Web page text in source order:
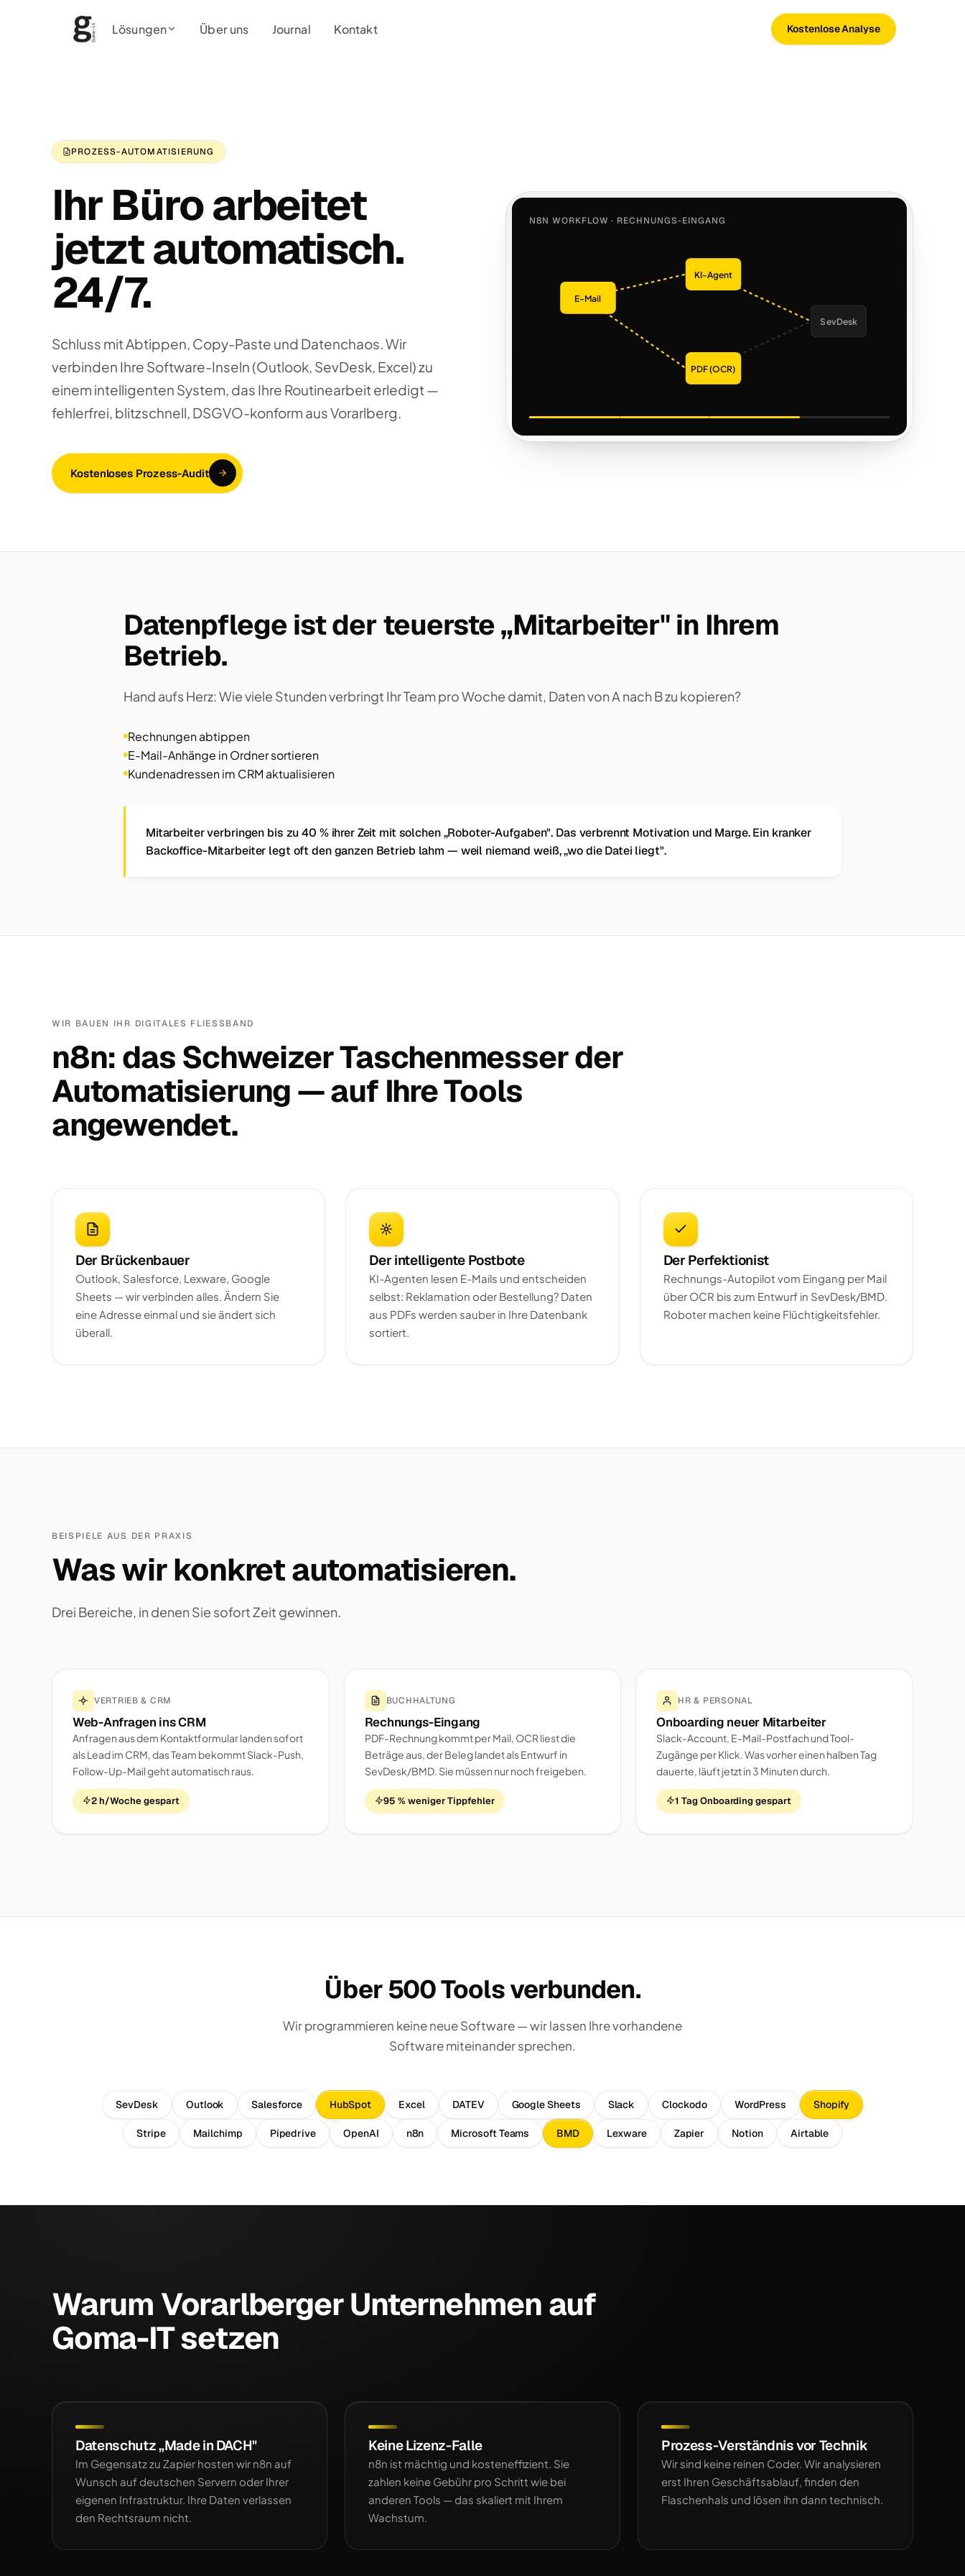
Lösungen Über uns Journal Kontakt Kostenlose Analyse
PROZESS-AUTOMATISIERUNG
Ihr Büro arbeitet
jetzt automatisch.
24/7.
Schluss mit Abtippen, Copy-Paste und Datenchaos. Wir
verbinden Ihre Software-Inseln (Outlook, SevDesk, Excel) zu
einem intelligenten System, das Ihre Routinearbeit erledigt —
fehlerfrei, blitzschnell, DSGVO-konform aus Vorarlberg.
Kostenloses Prozess-Audit
N8N WORKFLOW · RECHNUNGS-EINGANG
E-Mail
KI-Agent
PDF (OCR)
SevDesk
Datenpflege ist der teuerste „Mitarbeiter" in Ihrem
Betrieb.
Hand aufs Herz: Wie viele Stunden verbringt Ihr Team pro Woche damit, Daten von A nach B zu kopieren?
Rechnungen abtippen
E-Mail-Anhänge in Ordner sortieren
Kundenadressen im CRM aktualisieren
Mitarbeiter verbringen bis zu 40 % ihrer Zeit mit solchen „Roboter-Aufgaben". Das verbrennt Motivation und Marge. Ein kranker
Backoffice-Mitarbeiter legt oft den ganzen Betrieb lahm — weil niemand weiß, „wo die Datei liegt".
WIR BAUEN IHR DIGITALES FLIESSBAND
n8n: das Schweizer Taschenmesser der
Automatisierung — auf Ihre Tools
angewendet.
Der Brückenbauer
Outlook, Salesforce, Lexware, Google
Sheets — wir verbinden alles. Ändern Sie
eine Adresse einmal und sie ändert sich
überall.
Der intelligente Postbote
KI-Agenten lesen E-Mails und entscheiden
selbst: Reklamation oder Bestellung? Daten
aus PDFs werden sauber in Ihre Datenbank
sortiert.
Der Perfektionist
Rechnungs-Autopilot vom Eingang per Mail
über OCR bis zum Entwurf in SevDesk/BMD.
Roboter machen keine Flüchtigkeitsfehler.
BEISPIELE AUS DER PRAXIS
Was wir konkret automatisieren.
Drei Bereiche, in denen Sie sofort Zeit gewinnen.
VERTRIEB & CRM
Web-Anfragen ins CRM
Anfragen aus dem Kontaktformular landen sofort
als Lead im CRM, das Team bekommt Slack-Push,
Follow-Up-Mail geht automatisch raus.
2 h/Woche gespart
BUCHHALTUNG
Rechnungs-Eingang
PDF-Rechnung kommt per Mail, OCR liest die
Beträge aus, der Beleg landet als Entwurf in
SevDesk/BMD. Sie müssen nur noch freigeben.
95 % weniger Tippfehler
HR & PERSONAL
Onboarding neuer Mitarbeiter
Slack-Account, E-Mail-Postfach und Tool-
Zugänge per Klick. Was vorher einen halben Tag
dauerte, läuft jetzt in 3 Minuten durch.
1 Tag Onboarding gespart
Über 500 Tools verbunden.
Wir programmieren keine neue Software — wir lassen Ihre vorhandene
Software miteinander sprechen.
SevDesk Outlook Salesforce HubSpot Excel DATEV Google Sheets Slack Clockodo WordPress Shopify
Stripe Mailchimp Pipedrive OpenAI n8n Microsoft Teams BMD Lexware Zapier Notion Airtable
Warum Vorarlberger Unternehmen auf
Goma-IT setzen
Datenschutz „Made in DACH"
Im Gegensatz zu Zapier hosten wir n8n auf
Wunsch auf deutschen Servern oder Ihrer
eigenen Infrastruktur. Ihre Daten verlassen
den Rechtsraum nicht.
Keine Lizenz-Falle
n8n ist mächtig und kosteneffizient. Sie
zahlen keine Gebühr pro Schritt wie bei
anderen Tools — das skaliert mit Ihrem
Wachstum.
Prozess-Verständnis vor Technik
Wir sind keine reinen Coder. Wir analysieren
erst Ihren Geschäftsablauf, finden den
Flaschenhals und lösen ihn dann technisch.